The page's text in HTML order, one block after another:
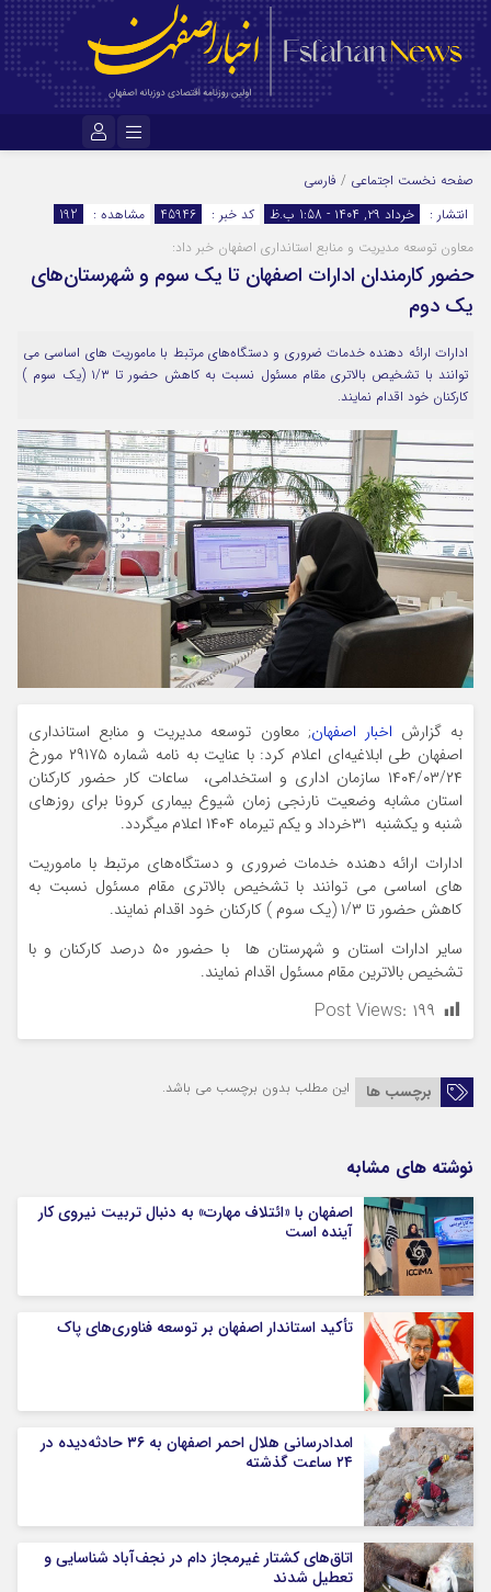
رمز عبور
مرا به خاطر بسپار
صفحه نخست اجتماعی / فارسی
انتشار :
خرداد ۲۹, ۱۴۰۴ - 1:58 ب.ظ کد خبر : 45946 مشاهده :
192
معاون توسعه مدیریت و منابع استانداری اصفهان خبر داد:
حضور کارمندان ادارات اصفهان تا یک سوم و شهرستان‌های
یک دوم
ادارات ارائه دهنده خدمات ضروری و دستگاه‌های مرتبط با ماموریت های اساسی می
توانند با تشخیص بالاتری مقام مسئول نسبت به کاهش حضور تا ۱/۳ (یک سوم )
کارکنان خود اقدام نمایند.
به گزارش اخبار اصفهان; معاون توسعه مدیریت و منابع استانداری
اصفهان طی ابلاغیه‌ای اعلام کرد: با عنایت به نامه شماره ۲۹۱۷۵ مورخ
۱۴۰۴/۰۳/۲۴ سازمان اداری و استخدامی، ساعات کار حضور کارکنان
استان مشابه وضعیت نارنجی زمان شیوع بیماری کرونا برای روزهای
شنبه و یکشنبه ۳۱خرداد و یکم تیرماه ۱۴۰۴ اعلام میگردد.
ادارات ارائه دهنده خدمات ضروری و دستگاه‌های مرتبط با ماموریت
های اساسی می توانند با تشخیص بالاتری مقام مسئول نسبت به
کاهش حضور تا ۱/۳ (یک سوم ) کارکنان خود اقدام نمایند.
سایر ادارات استان و شهرستان ها با حضور ۵۰ درصد کارکنان و با
تشخیص بالاترین مقام مسئول اقدام نمایند.
Post Views: ۱۹۹
برچسب ها این مطلب بدون برچسب می باشد.
نوشته های مشابه
اصفهان با «ائتلاف مهارت» به دنبال تربیت نیروی کار
آینده است
تأکید استاندار اصفهان بر توسعه فناوری‌های پاک
امدادرسانی هلال احمر اصفهان به ۳۶ حادثه‌دیده در
۲۴ ساعت گذشته
اتاق‌های کشتار غیرمجاز دام در نجف‌آباد شناسایی و
تعطیل شدند